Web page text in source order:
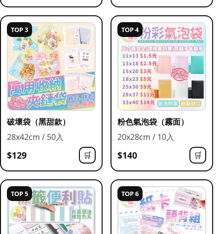
TOP 3
破壞袋（黑甜款）
28x42cm / 50入
$129 🛒
TOP 4
粉色氣泡袋（霧面）
20x28cm / 10入
$140 🛒
TOP 5 TOP 6